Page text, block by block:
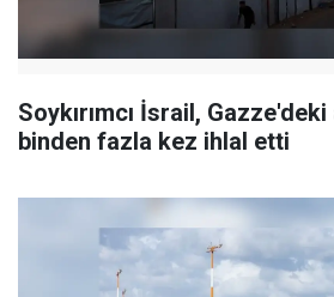
Soykırımcı İsrail,
binden fazla kez ihlal etti